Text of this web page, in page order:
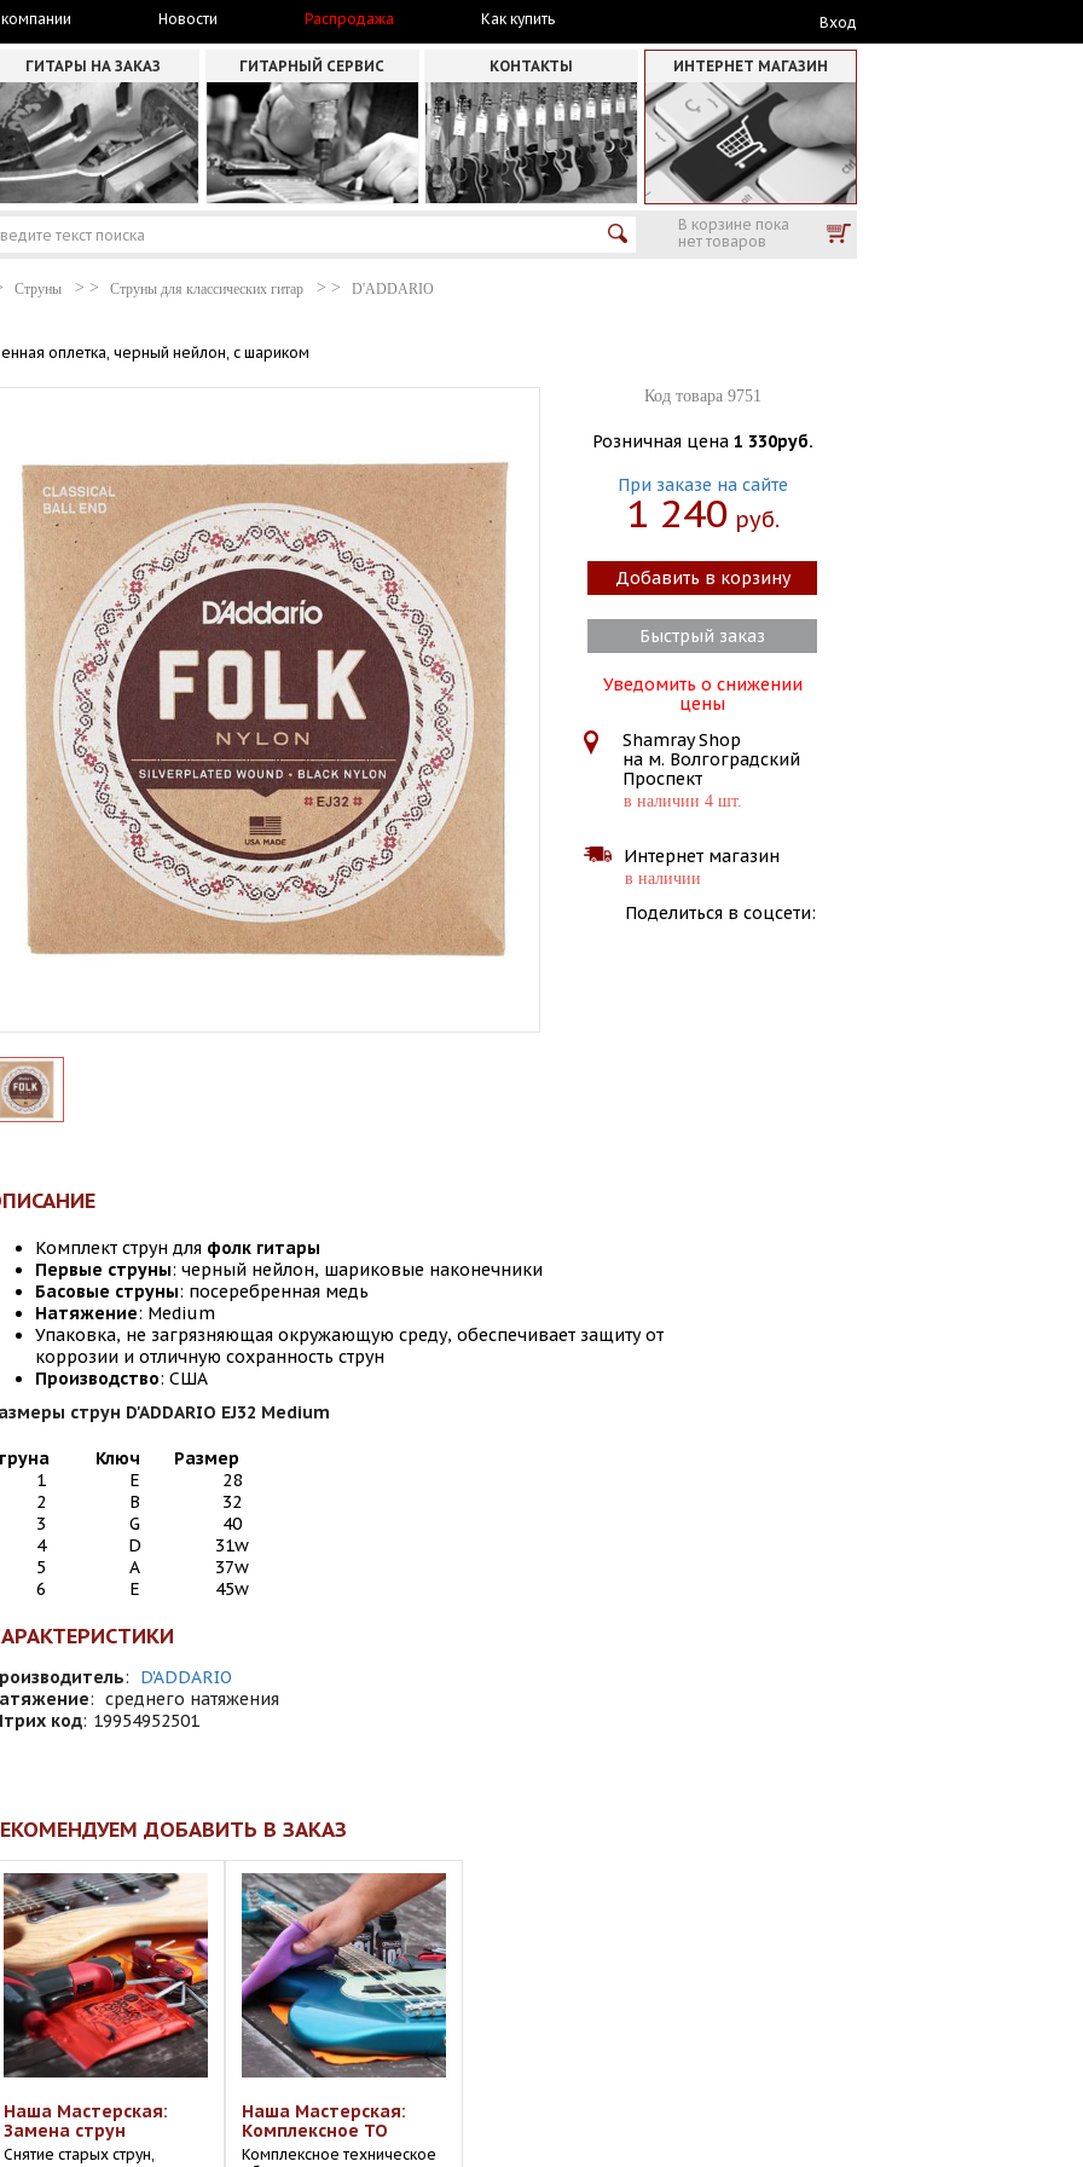
Новости Распродажа Как купить Вход
ГИТАРЫ НА ЗАКАЗ ГИТАРНЫЙ СЕРВИС КОНТАКТЫ ИНТЕРНЕТ МАГАЗИН
В корзине пока
нет товаров
Струны Струны для классических гитар D'ADDARIO
оплетка, черный нейлон, с шариком
Код товара 9751
Розничная цена 1 330руб.
При заказе на сайте
1 240 Руб.
Добавить в корзину
Быстрый заказ
Уведомить о снижении
цены
Shamray Shop
на м. Волгоградский
Проспект
в наличии 4 шт.
Интернет магазин
в наличии
Поделиться в соцсети:
Комплект струн для фолк гитары
Первые струны: черный нейлон, шариковые наконечники
Басовые струны: посеребренная медь
Натяжение: Medium
Упаковка, не загрязняющая окружающую среду, обеспечивает защиту от
коррозии и отличную сохранность струн
Производство: США
струн D'ADDARIO EJ32 Medium
Ключ
Размер
1
E
28
2
B
32
3
G
40
4
D
31w
5
A
37w
6
E 45w
:
D'ADDARIO
: среднего натяжения
код: 19954952501
ДОБАВИТЬ В ЗАКАЗ
Наша Мастерская:
Замена струн
Снятие старых струн,
Наша Мастерская:
Комплексное ТО
Комплексное техническое